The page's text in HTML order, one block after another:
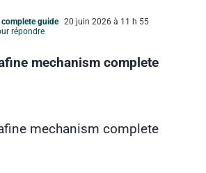
guide 20 juin 2026 à 11 h 55
répondre
mechanism complete
mechanism complete